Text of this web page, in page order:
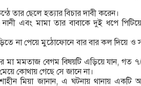
তার ছেলে হত্যার বিচার দাবী করেন।
এবং মামা তার বাবাকে দুই ধপে
না পেয়ে মুঠোফোনে বার বার কল দিয়ে ও
মা মমতাজ বেগম বিষয়টি এড়িয়ে যান, গত
কোথায় গেছে সে জানে না।
মিয়া জানান, এ ঘটনায় থানায় একটি